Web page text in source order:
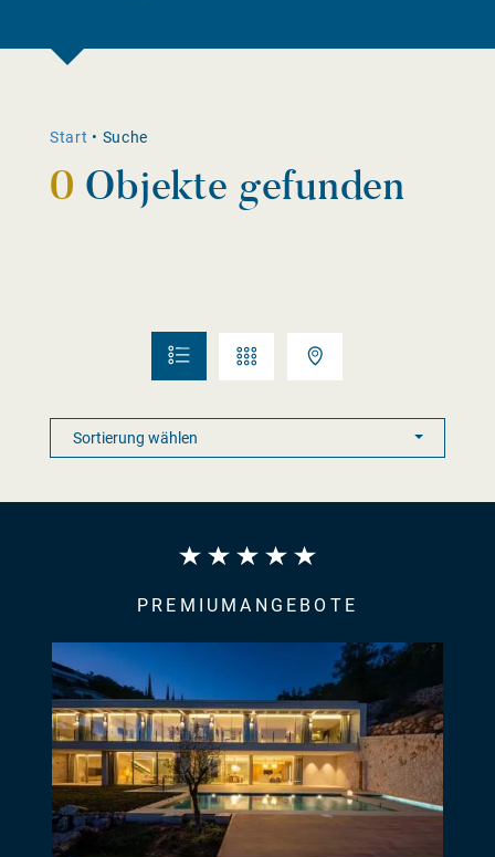
Start • Suche
0 Objekte gefunden
PREMIUMANGEBOTE